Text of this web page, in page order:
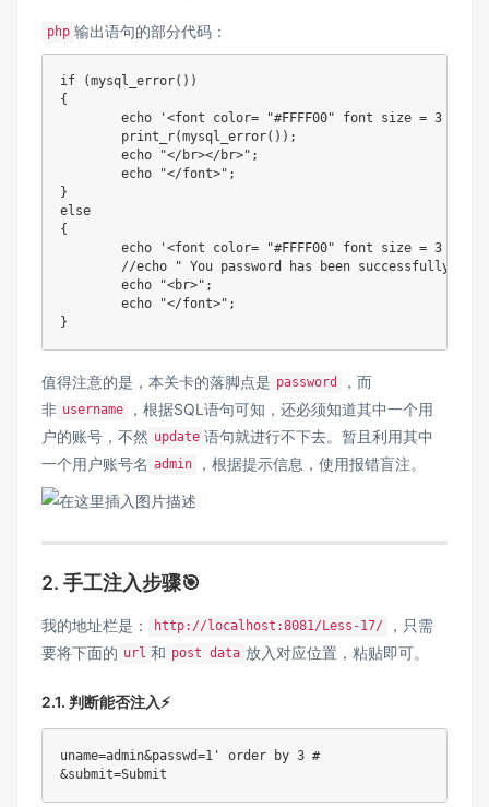
php 输出语句的部分代码：
if (mysql_error( ) )
{
echo
'<font color= "#FFFF00" font size = 3 >'
print_r(mysql_error( ) ) ;
echo
"</br></br>" ;
echo
"</font>" ;
}
else
{
echo
'<font color= "#FFFF00" font size = 3 >'
echo "<br>" ;
echo
"</font>" ;
}
值得注意的是，本关卡的落脚点是 password
，而
非 username
，根据SQL语句可知，还必须知道其中一个用
户的账号，不然 update 语句就进行不下去。暂且利用其中
一个用户账号名 admin ，根据提示信息，使用报错盲注。
2. 手工注入步骤🎯
我的地址栏是： http://localhost:8081/Less-17/
，只需
要将下面的 url 和 post data 放入对应位置，粘贴即可。
2.1. 判断能否注入⚡
uname=admin&passwd=1' order by 3 #